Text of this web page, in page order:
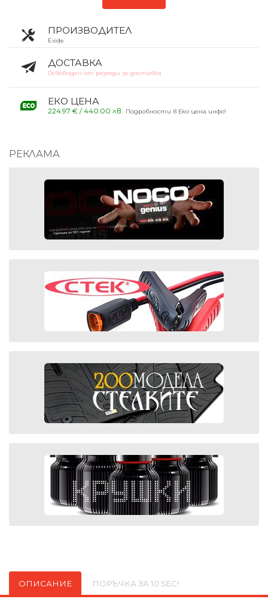
ПРОИЗВОДИТЕЛ
Exide
ДОСТАВКА
Освободен от разходи за доставка
ЕКО ЦЕНА
224.97 € / 440.00 лв. Подробности в Еко цена инфо!
РЕКЛАМА
ОПИСАНИЕ ПОРЪЧКА ЗА 10 SEC!